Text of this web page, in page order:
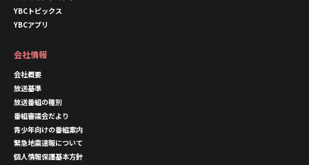
YBCトピックス
YBCアプリ
会社情報
会社概要
放送基準
放送番組の種別
番組審議会だより
青少年向けの番組案内
緊急地震速報について
個人情報保護基本方針